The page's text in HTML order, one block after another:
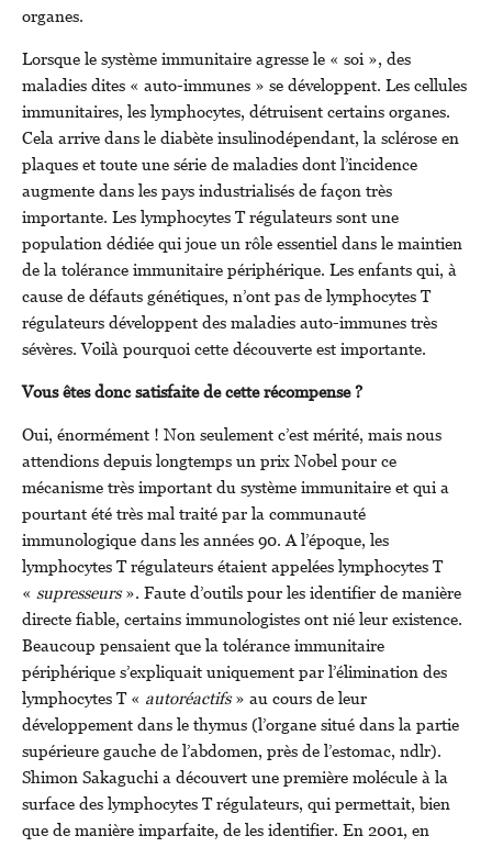
organes.
Lorsque le système immunitaire agresse le « soi », des
maladies dites « auto-immunes » se développent. Les cellules
immunitaires, les lymphocytes, détruisent certains organes.
Cela arrive dans le diabète insulinodépendant, la sclérose en
plaques et toute une série de maladies dont l’incidence
augmente dans les pays industrialisés de façon très
importante. Les lymphocytes T régulateurs sont une
population dédiée qui joue un rôle essentiel dans le maintien
de la tolérance immunitaire périphérique. Les enfants qui, à
cause de défauts génétiques, n’ont pas de lymphocytes T
régulateurs développent des maladies auto-immunes très
sévères. Voilà pourquoi cette découverte est importante.
Vous êtes donc satisfaite de cette récompense ?
Oui, énormément ! Non seulement c’est mérité, mais nous
attendions depuis longtemps un prix Nobel pour ce
mécanisme très important du système immunitaire et qui a
pourtant été très mal traité par la communauté
immunologique dans les années 90. A l’époque, les
lymphocytes T régulateurs étaient appelées lymphocytes T
« supresseurs». Faute d’outils pour les identifier de manière
directe fiable, certains immunologistes ont nié leur existence.
Beaucoup pensaient que la tolérance immunitaire
périphérique s’expliquait uniquement par l’élimination des
lymphocytes T « autoréactifs» au cours de leur
développement dans le thymus (l’organe situé dans la partie
supérieure gauche de l’abdomen, près de l’estomac, ndlr).
Shimon Sakaguchi a découvert une première molécule à la
surface des lymphocytes T régulateurs, qui permettait, bien
que de manière imparfaite, de les identifier. En 2001, en